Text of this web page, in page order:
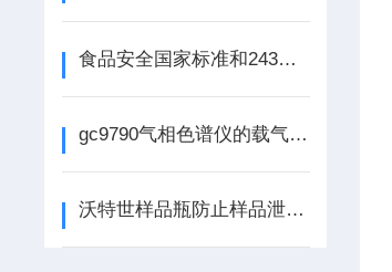
食品安全国家标准和243项标准修改单
gc9790气相色谱仪的载气系统
沃特世样品瓶防止样品泄漏和污染